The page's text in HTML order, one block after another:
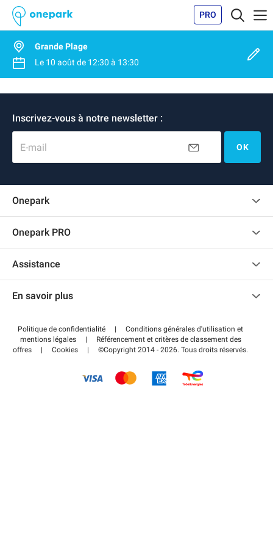
PRO
Grande Plage
Le 10 août de 12:30 à 13:30
Inscrivez-vous à notre newsletter :
E-mail OK
Onepark
Recrutement
Onepark PRO
Accéder à mon espace partenaire
Assistance
Centre d'aide
Régler votre stationnement FLOW
En savoir plus
Wiki
Guide du stationnement
Politique de confidentialité |
Conditions générales d'utilisation et
mentions légales
|
Référencement et critères de classement des
offres
| Cookies | ©Copyright 2014 - 2026. Tous droits réservés.